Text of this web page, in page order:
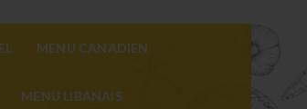
MENU CANADIEN
MENU LIBANAIS